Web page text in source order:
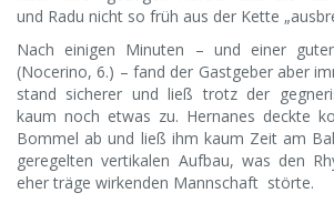
und Radu nicht so früh aus der Kette
Nach einigen Minuten – und einer
(Nocerino, 6.) – fand der Gastgeber aber
stand sicherer und ließ trotz der
kaum noch etwas zu. Hernanes deckte
Bommel ab und ließ ihm kaum Zeit am
geregelten vertikalen Aufbau, was den
eher träge wirkenden Mannschaft störte.